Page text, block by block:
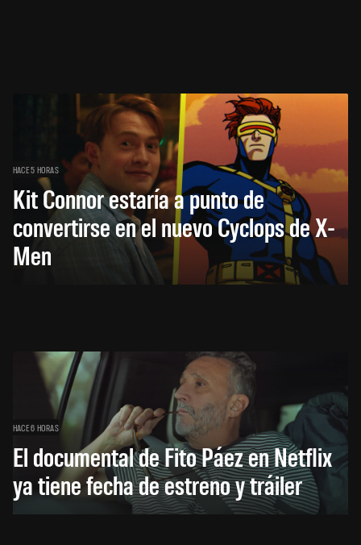
HACE 5 HORAS
Kit Connor estaría a punto de
convertirse en el nuevo Cyclops de X-
Men
HACE 6 HORAS
El documental de Fito Páez en Netflix
ya tiene fecha de estreno y tráiler